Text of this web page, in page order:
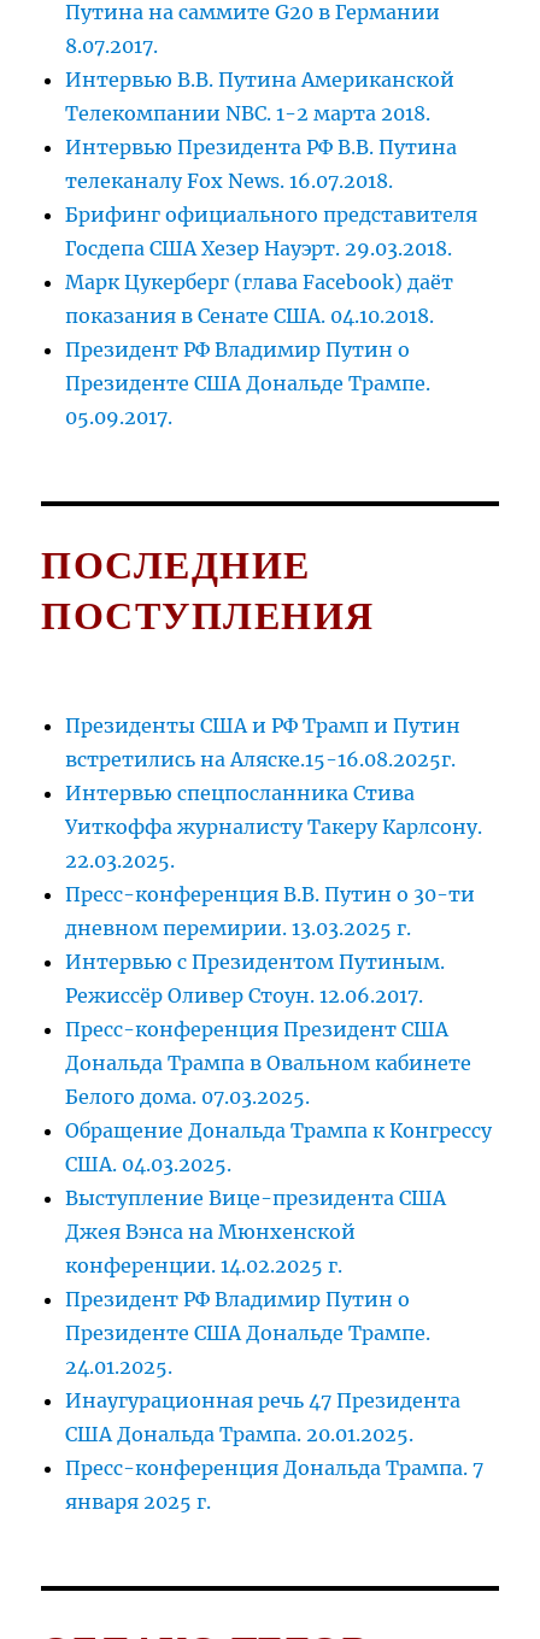
Путина на саммите G20 в Германии
8.07.2017.
Интервью В.В. Путина Американской
Телекомпании NBC. 1-2 марта 2018.
Интервью Президента РФ В.В. Путина
телеканалу Fox News. 16.07.2018.
Брифинг официального представителя
Госдепа США Хезер Науэрт. 29.03.2018.
Марк Цукерберг (глава Facebook) даёт
показания в Сенате США. 04.10.2018.
Президент РФ Владимир Путин о
Президенте США Дональде Трампе.
05.09.2017.
ПОСЛЕДНИЕ
ПОСТУПЛЕНИЯ
Президенты США и РФ Трамп и Путин
встретились на Аляске.15-16.08.2025г.
Интервью спецпосланника Стива
Уиткоффа журналисту Такеру Карлсону.
22.03.2025.
Пресс-конференция В.В. Путин о 30-ти
дневном перемирии. 13.03.2025 г.
Интервью с Президентом Путиным.
Режиссёр Оливер Стоун. 12.06.2017.
Пресс-конференция Президент США
Дональда Трампа в Овальном кабинете
Белого дома. 07.03.2025.
Обращение Дональда Трампа к Конгрессу
США. 04.03.2025.
Выступление Вице-президента США
Джея Вэнса на Мюнхенской
конференции. 14.02.2025 г.
Президент РФ Владимир Путин о
Президенте США Дональде Трампе.
24.01.2025.
Инаугурационная речь 47 Президента
США Дональда Трампа. 20.01.2025.
Пресс-конференция Дональда Трампа. 7
января 2025 г.